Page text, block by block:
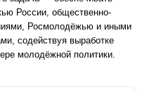
России, общественно-
Росмолодёжью и иными
содействуя выработке
молодёжной политики.